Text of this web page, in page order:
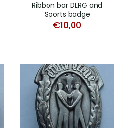
Ribbon bar DLRG and
Sports badge
€10,00